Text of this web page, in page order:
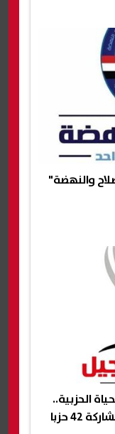
والنهضة"
الحزبية..
حزبا